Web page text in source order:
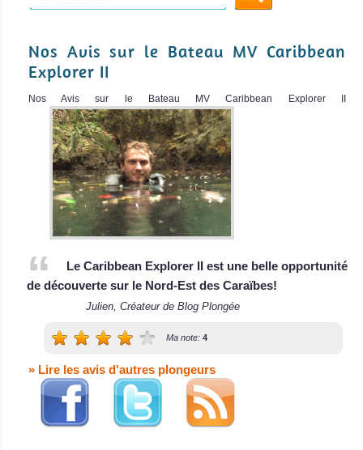
quelques sites
protégés des
prêts à être
Îles Turques-et-Caïques
(Turks & Caicos)
Les îles Turques et Caïques proposent une expérience de
MV Bahamas Aggressor
Le MV Bahamas Aggressor, autrefois Carib
MV Bahamas Aggressor Avis sur le Bateau de Croisière
Plongée
est un bateau
offrant des c
Nos Avis sur le Bateau MV Caribbean
Explorer II
Nos Avis sur le Bateau MV Caribbean Explorer II
Le Caribbean Explorer II est une belle opportunité
de découverte sur le Nord-Est des Caraïbes!
Julien, Créateur de Blog Plongée
Ma note: 4
» Lire les avis d'autres plongeurs